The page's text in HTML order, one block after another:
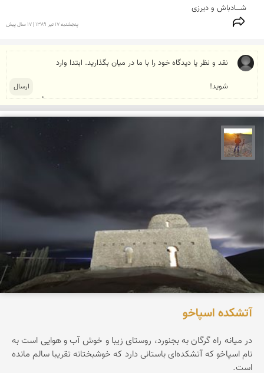
شــــادباش و دیرزی
پنجشنبه 17 تير 1389 | 17 سال پیش
آتشکده اسپاخو
در میانه راه گرگان به بجنورد، روستای زیبا و خوش آب و هوایی است به
نام اسپاخو که آتشکده‌ای باستانی دارد که خوشبختانه تقریبا سالم مانده
است.